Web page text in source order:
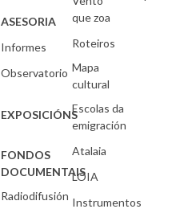
ASESORIA
Informes
Observatorio
EXPOSICIÓNS
FONDOS
DOCUMENTAIS
Radiodifusión
que zoa
Roteiros
Mapa
cultural
Escolas da
emigración
Atalaia
LOIA
Instrumentos